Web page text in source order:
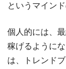
というマイン
個人的には、
稼げるように
は、トレンド